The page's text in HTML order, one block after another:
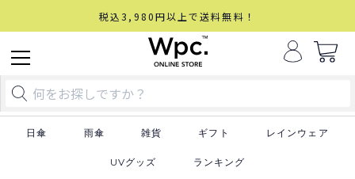
税込3,980円以上で送料無料！
日傘 雨傘 雑貨 ギフト レインウェア
UVグッズ ランキング